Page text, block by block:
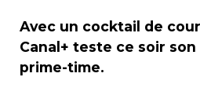
Avec un cocktail de
Canal+ teste ce soir
prime-time.